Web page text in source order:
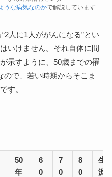
うな病気なのかで解説しています
人に1人ががんになる”とい
いけません。それ自体に間
示すように、50歳までの罹
ので、若い時期からそこま
す。
50
年
6
0
7
0
8
0
生
涯